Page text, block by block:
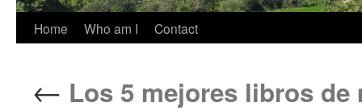
Saltar
contenido
Home Who am I Contact
← Los 5 mejores libros de